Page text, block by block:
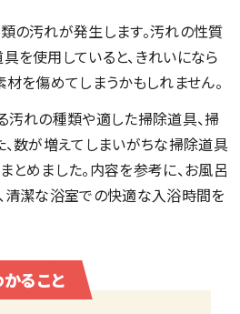
一覧を見る
の汚れが発生します。汚れの性質
を使用していると、きれいになら
を傷めてしまうかもしれません。
汚れの種類や適した掃除道具、掃
、数が増えてしまいがちな掃除道具
とめました。内容を参考に、お風呂
清潔な浴室での快適な入浴時間を
ること